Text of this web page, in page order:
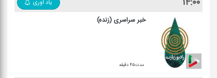
یاد اوری
خبر سراسری (زنده)
مدت:۴۵ دقیقه